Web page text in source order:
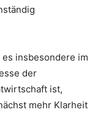
es insbesondere im
der
ist,
mehr Klarheit